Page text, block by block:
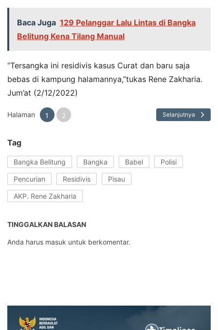
Baca Juga 129 Pelanggar Lalu Lintas di Bangka
Belitung Kena Tilang Manual
“Tersangka ini residivis kasus Curat dan baru saja
bebas di kampung halamannya,”tukas Rene Zakharia.
Jum’at (2/12/2022)
Halaman 1 2 Selanjutnya
Tag
Bangka Belitung Bangka Babel Polisi
Pencurian Residivis Pisau
AKP. Rene Zakharia
TINGGALKAN BALASAN
Anda harus masuk untuk berkomentar.